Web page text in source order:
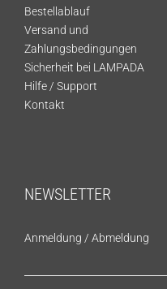
Bestellablauf
Versand und
Zahlungsbedingungen
Sicherheit bei LAMPADA
Hilfe / Support
Kontakt
NEWSLETTER
Anmeldung / Abmeldung